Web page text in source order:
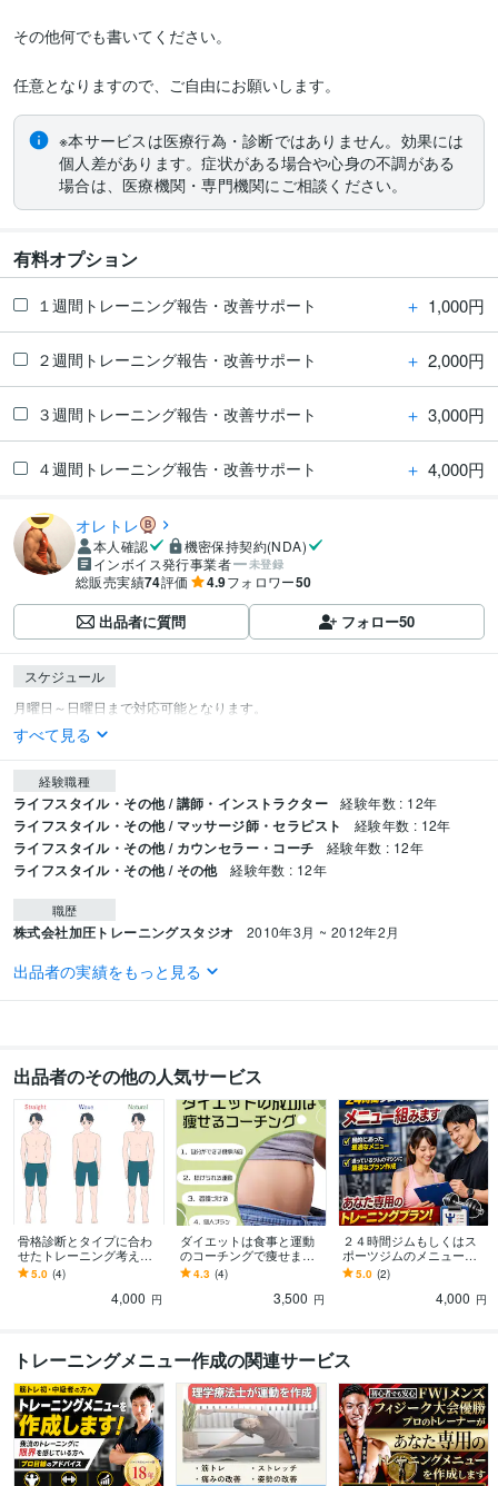
その他何でも書いてください。
任意となりますので、ご自由にお願いします。
※本サービスは医療行為・診断ではありません。効果には
個人差があります。症状がある場合や心身の不調がある
場合は、医療機関・専門機関にご相談ください。
有料オプション
１週間トレーニング報告・改善サポート ＋ 1,000円
２週間トレーニング報告・改善サポート ＋ 2,000円
３週間トレーニング報告・改善サポート ＋ 3,000円
４週間トレーニング報告・改善サポート ＋ 4,000円
オレトレ
本人確認
機密保持契約(NDA)
インボイス発行事業者
未登録
総販売実績74評価 4.9フォロワー50
出品者に質問 フォロー50
スケジュール
すべて見る
経験職種
ライフスタイル・その他 / 講師・インストラクター 経験年数 : 12年
ライフスタイル・その他 / マッサージ師・セラピスト 経験年数 : 12年
ライフスタイル・その他 / カウンセラー・コーチ 経験年数 : 12年
ライフスタイル・その他 / その他 経験年数 : 12年
職歴
株式会社加圧トレーニングスタジオ 2010年3月 ~ 2012年2月
資格・検定
加圧トレーニングインストラクター 取得年 : 2012年
得意分野
住まい・美容・生活相談 腸内環境の改善と軽い筋トレのダイエット 血管
を強化して血流を良くし体調を整える
ダイエット・食事
出品者の実績をもっと見る
出品者のその他の人気サービス
骨格診断とタイプに合わ
せたトレーニング考えま
す 現役パーソナルトレー
ナーが骨格と体質に合わ
せたメニュー作成
5.0 (4)
4,000 円
ダイエットは食事と運動
のコーチングで痩せます
痩せるための方法は個人
差があり、自分のやり方
4.3 (4)
3,500 円
２４時間ジムもしくはス
ポーツジムのメニュー組
みます ジムでどのマシン
をやればいいか個人差に
合わせて作成します
5.0 (2)
4,000 円
トレーニングメニュー作成の関連サービス